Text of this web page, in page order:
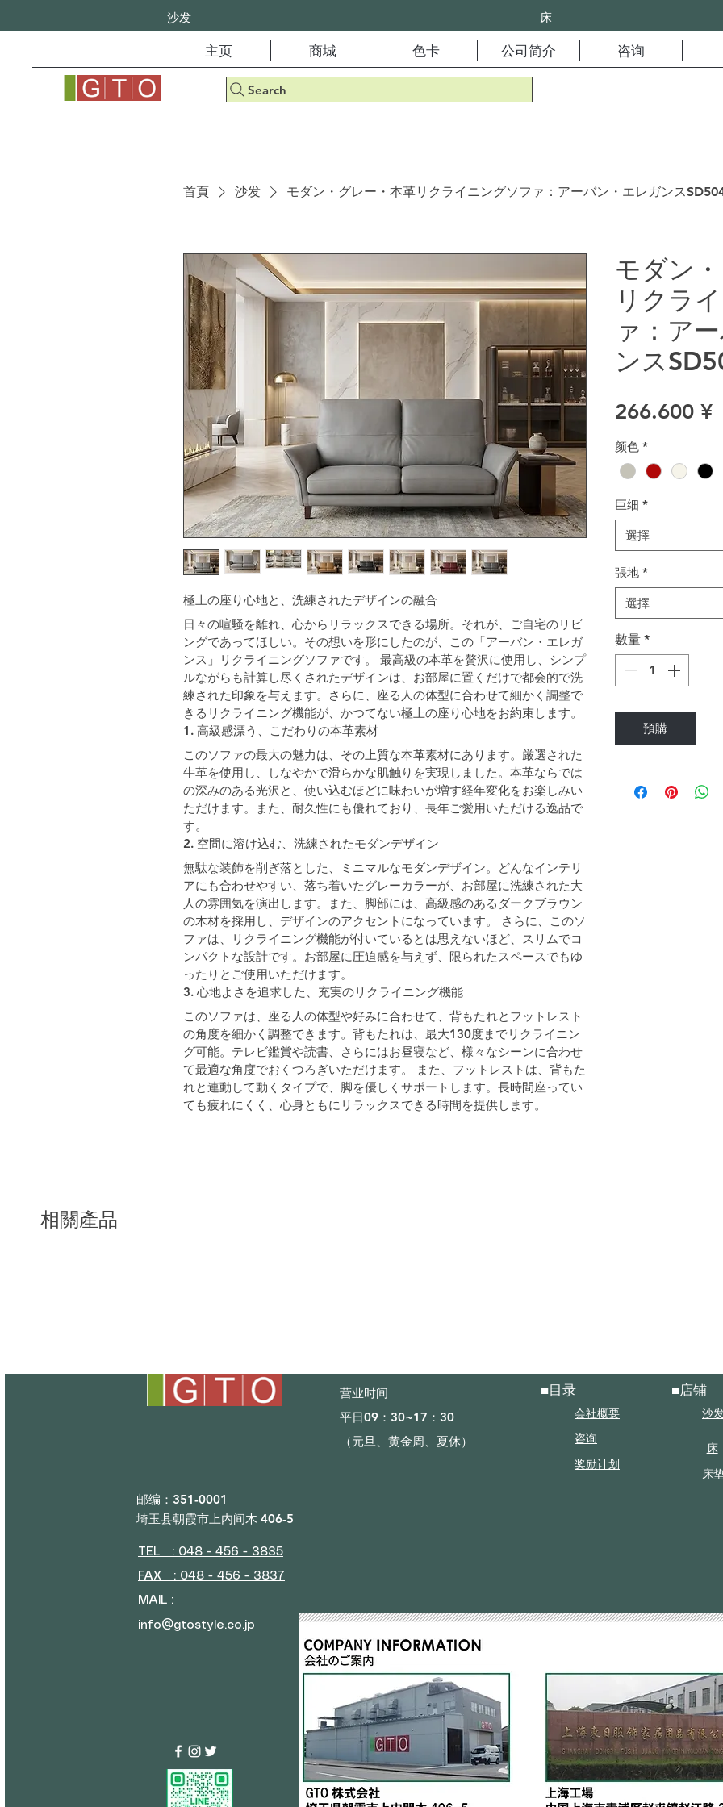
沙发 床
主页 商城 色卡 公司简介 咨询
Search
首頁 沙发 モダン・グレー・本革リクライニングソファ：アーバン・エレガンス
極上の座り心地と、洗練されたデザインの融合
日々の喧騒を離れ、心からリラックスできる場所。それが、ご自宅のリビ
ングであってほしい。その想いを形にしたのが、この「アーバン・エレガ
ンス」リクライニングソファです。 最高級の本革を贅沢に使用し、シンプ
ルながらも計算し尽くされたデザインは、お部屋に置くだけで都会的で洗
練された印象を与えます。さらに、座る人の体型に合わせて細かく調整で
きるリクライニング機能が、かつてない極上の座り心地をお約束します。
1. 高級感漂う、こだわりの本革素材
このソファの最大の魅力は、その上質な本革素材にあります。厳選された
牛革を使用し、しなやかで滑らかな肌触りを実現しました。本革ならでは
の深みのある光沢と、使い込むほどに味わいが増す経年変化をお楽しみい
ただけます。また、耐久性にも優れており、長年ご愛用いただける逸品で
す。
2. 空間に溶け込む、洗練されたモダンデザイン
無駄な装飾を削ぎ落とした、ミニマルなモダンデザイン。どんなインテリ
アにも合わせやすい、落ち着いたグレーカラーが、お部屋に洗練された大
人の雰囲気を演出します。また、脚部には、高級感のあるダークブラウン
の木材を採用し、デザインのアクセントになっています。 さらに、このソ
ファは、リクライニング機能が付いているとは思えないほど、スリムでコ
ンパクトな設計です。お部屋に圧迫感を与えず、限られたスペースでもゆ
ったりとご使用いただけます。
3. 心地よさを追求した、充実のリクライニング機能
このソファは、座る人の体型や好みに合わせて、背もたれとフットレスト
の角度を細かく調整できます。背もたれは、最大130度までリクライニン
グ可能。テレビ鑑賞や読書、さらにはお昼寝など、様々なシーンに合わせ
て最適な角度でおくつろぎいただけます。 また、フットレストは、背もた
れと連動して動くタイプで、脚を優しくサポートします。長時間座ってい
ても疲れにくく、心身ともにリラックスできる時間を提供します。
モダン
リクラ
ァ：ア
ンス
266.600 ¥
颜色 *
巨细 *
選擇
張地 *
選擇
數量 *
預購
相關產品
营业时间​
平日09：30~17：30
（元旦、黄金周、夏休）
■目录
会社概要
咨询
奖励计划
■店铺
沙
床
床
邮编：351-0001
埼玉县朝霞市上内间木 406-5
TEL : 048 - 456 - 3835​
FAX : 048 - 456 - 3837
MAIL :
info@gtostyle.co.jp